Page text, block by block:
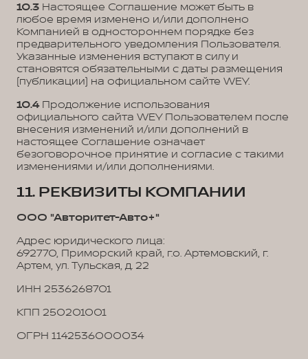
10.3 Настоящее Соглашение может быть в
любое время изменено и/или дополнено
Компанией в одностороннем порядке без
предварительного уведомления Пользователя.
Указанные изменения вступают в силу и
становятся обязательными с даты размещения
(публикации) на официальном сайте WEY.
10.4Продолжение использования
официального сайта WEY Пользователем после
внесения изменений и/или дополнений в
настоящее Соглашение означает
безоговорочное принятие и согласие с такими
изменениями и/или дополнениями.
11. РЕКВИЗИТЫ КОМПАНИИ
ООО "Авторитет-Авто+"
Адрес юридического лица:
692770, Приморский край, г.о. Артемовский, г.
Артем, ул. Тульская, д. 22
ИНН 2536268701
КПП 250201001
ОГРН 1142536000034